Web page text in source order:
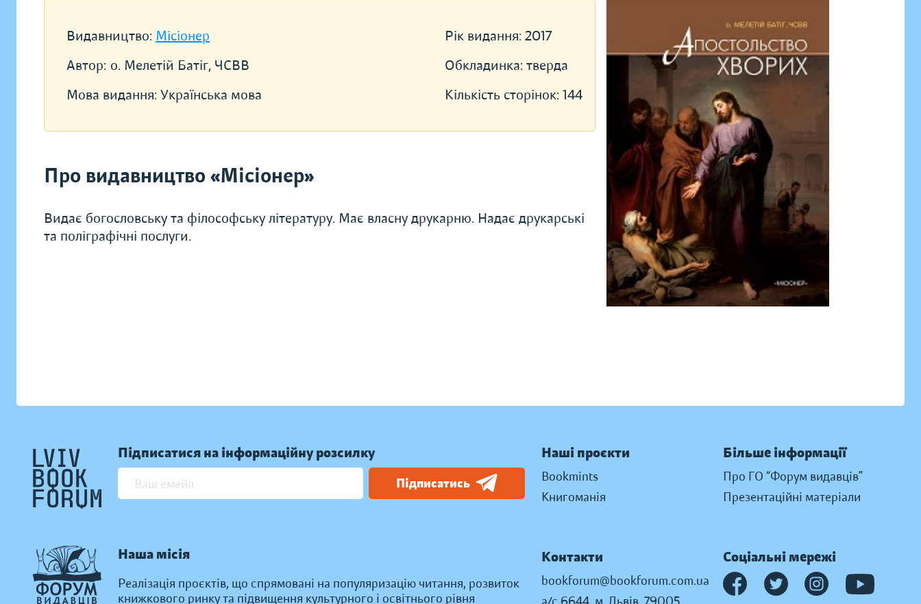
Видавництво: Місіонер
Автор: о. Мелетій Батіг, ЧСВВ
Мова видання: Українська мова
Рік видання: 2017
Обкладинка: тверда
Кількість сторінок: 144
Про видавництво «Місіонер»
Видає богословську та філософську літературу. Має власну друкарню. Надає друкарські
та поліграфічні послуги.
Підписатися на інформаційну розсилку
Підписатись
Наша місія
Реалізація проєктів, що спрямовані на популяризацію читання, розвиток
книжкового ринку та підвищення культурного і освітнього рівня
Наші проєкти
Bookmints
Книгоманія
Більше інформації
Про ГО “Форум видавців”
Презентаційні матеріали
Контакти
bookforum@bookforum.com.ua
Соціальні мережі